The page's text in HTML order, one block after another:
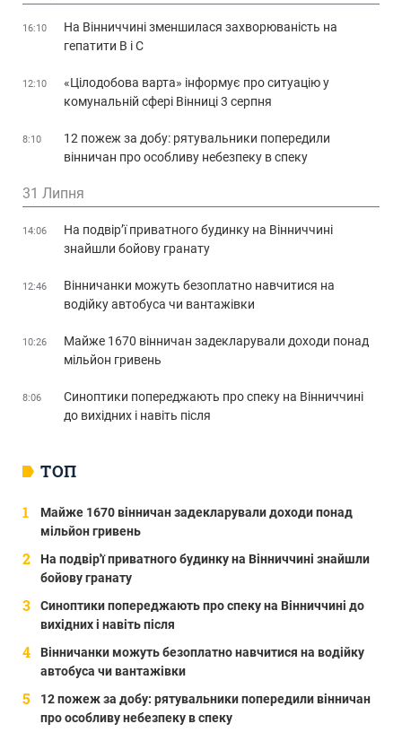
ТОП
Майже 1670 вінничан задекларували доходи понад
мільйон гривень
На подвір'ї приватного будинку на Вінниччині знайшли
бойову гранату
Синоптики попереджають про спеку на Вінниччині до
вихідних і навіть після
Вінничанки можуть безоплатно навчитися на водійку
автобуса чи вантажівки
12 пожеж за добу: рятувальники попередили вінничан
про особливу небезпеку в спеку
16:10
На Вінниччині зменшилася захворюваність на
гепатити В і С
12:10
«Цілодобова варта» інформує про ситуацію у
комунальній сфері Вінниці 3 серпня
8:10
12 пожеж за добу: рятувальники попередили
вінничан про особливу небезпеку в спеку
31 Липня
14:06
На подвір’ї приватного будинку на Вінниччині
знайшли бойову гранату
12:46
Вінничанки можуть безоплатно навчитися на
водійку автобуса чи вантажівки
10:26
Майже 1670 вінничан задекларували доходи понад
мільйон гривень
8:06
Синоптики попереджають про спеку на Вінниччині
до вихідних і навіть після